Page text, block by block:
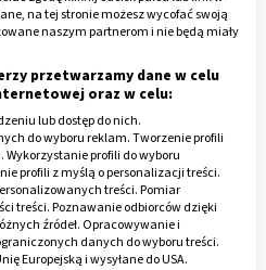
mogą być różne.
może wiązać się z
w tym
przyczyny
- jeśli somnambulizm
istnieje znacznie większe
pojawi się w kolejnych
na tej stronie możesz wycofać swoją
naszym partnerom i nie będą miały
przetwarzamy dane w celu
oraz w celu:
lub dostęp do nich.
do wyboru reklam. Tworzenie profili
profili do wyboru
profili z myślą o personalizacji treści.
treści. Pomiar
treści. Poznawanie odbiorców dzięki
źródeł. Opracowywanie i
danych do wyboru treści.
Europejską i wysyłane do USA.